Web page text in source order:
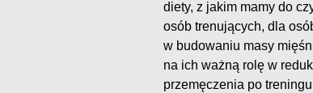
diety, z jakim mamy do
osób trenujących, dla
w budowaniu masy
na ich ważną rolę w
przemęczenia po